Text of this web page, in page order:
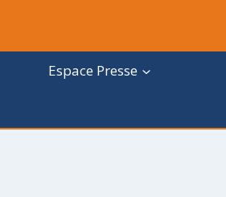
Espace Presse